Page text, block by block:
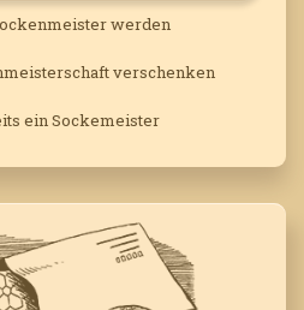
werden
verschenken
ein Sockemeister